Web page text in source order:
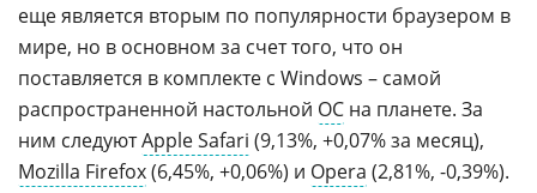
еще является вторым по популярности браузером в
мире, но в основном за счет того, что он
поставляется в комплекте с Windows – самой
распространенной настольной ОС на планете. За
ним следуютApple Safari (9,13%, +0,07% за месяц),
Mozilla Firefox(6,45%, +0,06%) и Opera (2,81%, -0,39%).